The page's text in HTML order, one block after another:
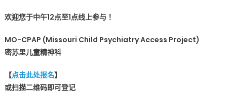
列
THE
欢迎您于中午12点至1点线上参与！
MO-CPAP (Missouri Child Psychiatry Access Project)
密苏里儿童精神科
【点击此处报名】
或扫描二维码即可登记